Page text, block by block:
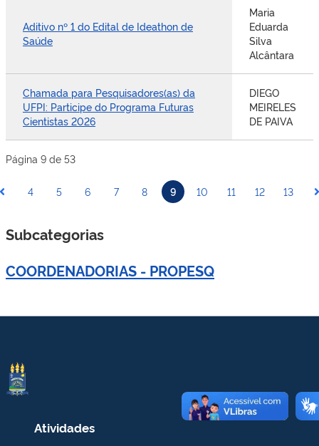
Aditivo nº 1 do Edital de Ideathon de
Saúde
Maria
Eduarda
Silva
Alcântara
Chamada para Pesquisadores(as) da
UFPI: Participe do Programa Futuras
Cientistas 2026
DIEGO
MEIRELES
DE PAIVA
Página 9 de 53
4 5 6 7 8 9 10 11 12 13
Subcategorias
COORDENADORIAS - PROPESQ
Atividades